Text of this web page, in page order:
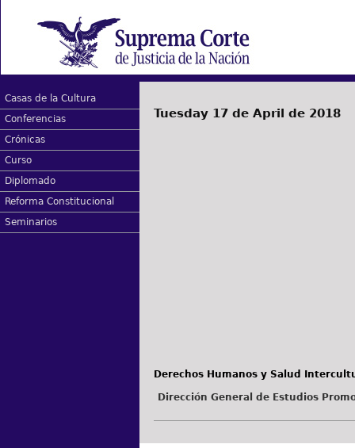
Casas de la Cultura
Conferencias
Crónicas
Curso
Diplomado
Reforma Constitucional
Seminarios
Tuesday 17 de April de 2018
Derechos Humanos y Salud
Dirección General de Estudios